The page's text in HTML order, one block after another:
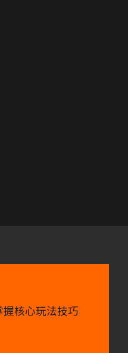
握核心玩法技巧